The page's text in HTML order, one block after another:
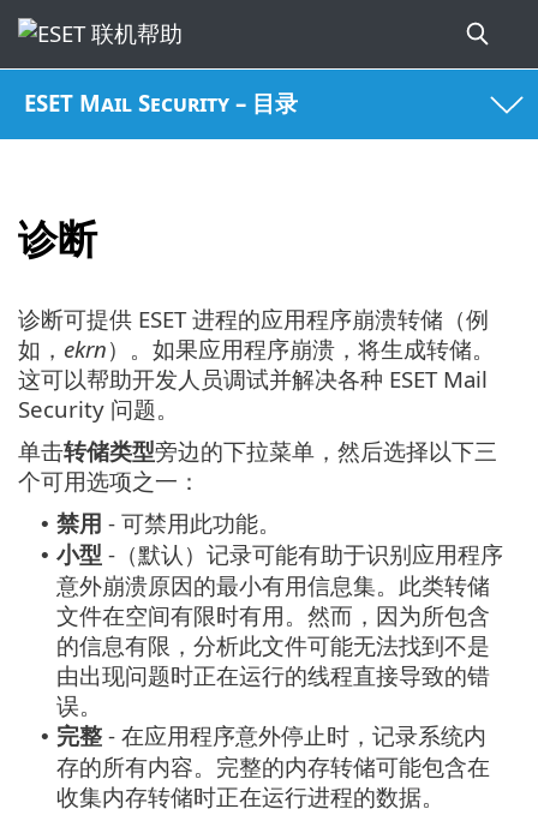
ESET Mail Security – 目录
诊断
诊断可提供 ESET 进程的应用程序崩溃转储（例
如， ekrn）。如果应用程序崩溃，将生成转储。
这可以帮助开发人员调试并解决各种 ESET Mail
Security 问题。
单击转储类型旁边的下拉菜单，然后选择以下三
个可用选项之一：
• 禁用 - 可禁用此功能。
• 小型 -（默认）记录可能有助于识别应用程序
意外崩溃原因的最小有用信息集。此类转储
文件在空间有限时有用。然而，因为所包含
的信息有限，分析此文件可能无法找到不是
由出现问题时正在运行的线程直接导致的错
误。
• 完整 - 在应用程序意外停止时，记录系统内
存的所有内容。完整的内存转储可能包含在
收集内存转储时正在运行进程的数据。